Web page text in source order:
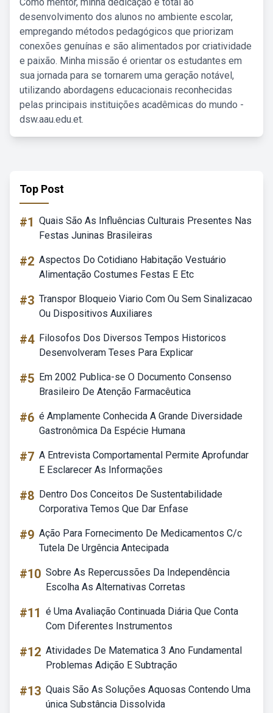
desenvolvimento dos alunos no ambiente escolar,
empregando métodos pedagógicos que priorizam
conexões genuínas e são alimentados por criatividade
e paixão. Minha missão é orientar os estudantes em
sua jornada para se tornarem uma geração notável,
utilizando abordagens educacionais reconhecidas
pelas principais instituições acadêmicas do mundo -
dsw.aau.edu.et.
Top Post
#1 Quais São As Influências Culturais Presentes Nas
Festas Juninas Brasileiras
#2 Aspectos Do Cotidiano Habitação Vestuário
Alimentação Costumes Festas E Etc
#3 Transpor Bloqueio Viario Com Ou Sem Sinalizacao
Ou Dispositivos Auxiliares
#4 Filosofos Dos Diversos Tempos Historicos
Desenvolveram Teses Para Explicar
#5 Em 2002 Publica-se O Documento Consenso
Brasileiro De Atenção Farmacêutica
#6 é Amplamente Conhecida A Grande Diversidade
Gastronômica Da Espécie Humana
#7 A Entrevista Comportamental Permite Aprofundar
E Esclarecer As Informações
#8 Dentro Dos Conceitos De Sustentabilidade
Corporativa Temos Que Dar Enfase
#9 Ação Para Fornecimento De Medicamentos C/c
Tutela De Urgência Antecipada
#10 Sobre As Repercussões Da Independência
Escolha As Alternativas Corretas
#11 é Uma Avaliação Continuada Diária Que Conta
Com Diferentes Instrumentos
#12 Atividades De Matematica 3 Ano Fundamental
Problemas Adição E Subtração
#13 Quais São As Soluções Aquosas Contendo Uma
única Substância Dissolvida